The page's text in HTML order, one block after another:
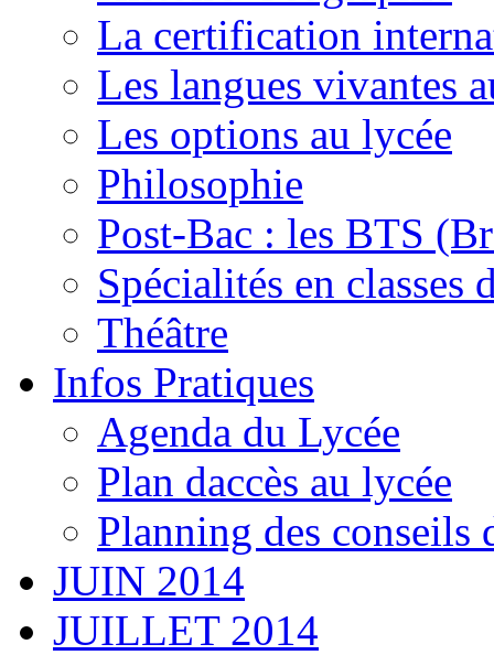
La certification
Les langues vivantes
Les options au lycée
Philosophie
Post-Bac : les BTS
Spécialités en classes
Théâtre
Infos Pratiques
Agenda du Lycée
Plan daccès au lycée
Planning des conseils
JUIN 2014
JUILLET 2014